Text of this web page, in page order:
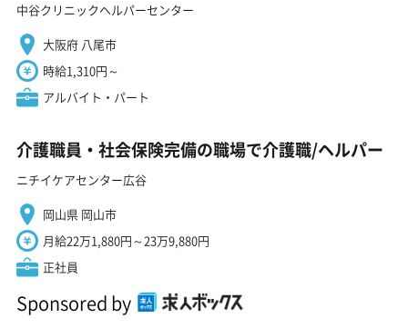
中谷クリニックヘルパーセンター
大阪府 八尾市
時給1,310円～
アルバイト・パート
介護職員・社会保険完備の職場で介護職/ヘルパー
ニチイケアセンター広谷
岡山県 岡山市
月給22万1,880円～23万9,880円
正社員
Sponsored by